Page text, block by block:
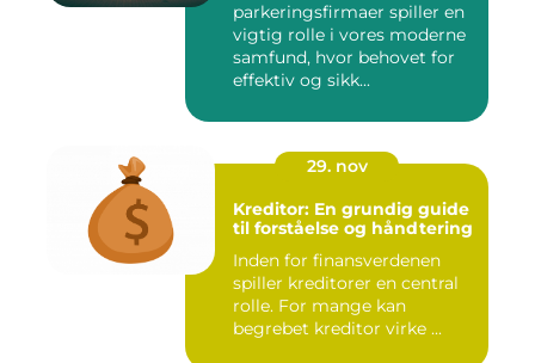
parkeringsfirmaer spiller en
vigtig rolle i vores moderne
samfund, hvor behovet for
effektiv og sikk...
29. nov
Kreditor: En grundig guide
til forståelse og håndtering
Inden for finansverdenen
spiller kreditorer en central
rolle. For mange kan
begrebet kreditor virke ...